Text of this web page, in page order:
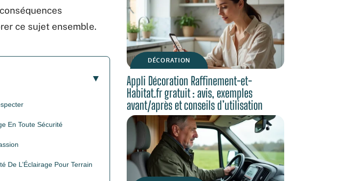
ce sujet ensemble.
En Toute Sécurité
De L’Éclairage Pour Terrain
DÉCORATION
Appli Décoration Raffinement-et-
Habitat.fr gratuit : avis, exemples
avant/après et conseils d’utilisation